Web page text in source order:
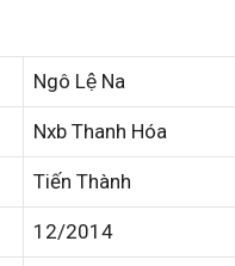
Ngô Lệ Na
Nxb Thanh Hóa
Tiến Thành
12/2014